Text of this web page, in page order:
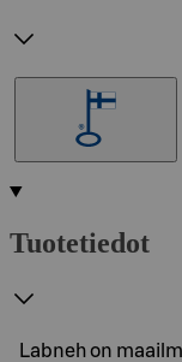
Tuotetiedot
Labneh on